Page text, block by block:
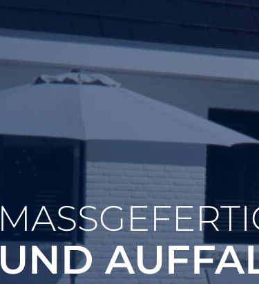
UND